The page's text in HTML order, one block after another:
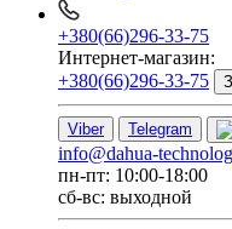
+380(66)296-33-75
Интернет-магазин:
+380(66)296-33-75
Viber Telegram
info@dahua-
пн-пт: 10:00-18:00
сб-вс: выходной